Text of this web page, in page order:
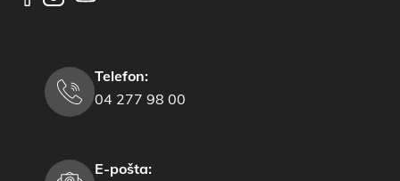
Telefon:
04 277 98 00
E-pošta: